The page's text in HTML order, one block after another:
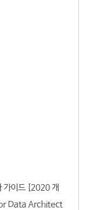
가이드 [2020 개
Data Architect